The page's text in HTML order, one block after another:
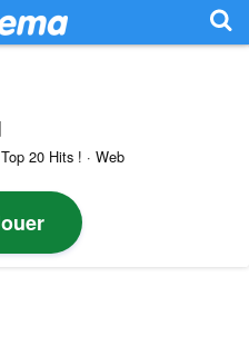
20 Hits ! · Web